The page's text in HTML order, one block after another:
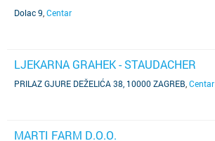
Dolac 9 Centar
LJEKARNA GRAHEK - STAUDACHER
PRILAZ GJURE DEŽELIĆA 38, 10000 ZAGREB Centar
MARTI FARM D.O.O.